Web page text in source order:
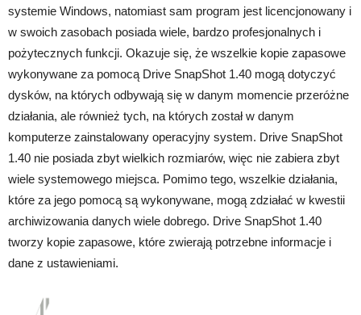
systemie Windows, natomiast sam program jest licencjonowany i
w swoich zasobach posiada wiele, bardzo profesjonalnych i
pożytecznych funkcji. Okazuje się, że wszelkie kopie zapasowe
wykonywane za pomocą Drive SnapShot 1.40 mogą dotyczyć
dysków, na których odbywają się w danym momencie przeróżne
działania, ale również tych, na których został w danym
komputerze zainstalowany operacyjny system. Drive SnapShot
1.40 nie posiada zbyt wielkich rozmiarów, więc nie zabiera zbyt
wiele systemowego miejsca. Pomimo tego, wszelkie działania,
które za jego pomocą są wykonywane, mogą zdziałać w kwestii
archiwizowania danych wiele dobrego. Drive SnapShot 1.40
tworzy kopie zapasowe, które zwierają potrzebne informacje i
dane z ustawieniami.